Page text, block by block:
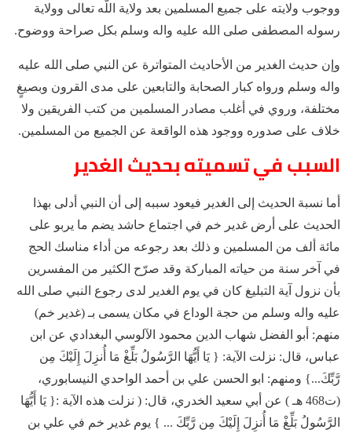
ووجوب ولايته على جميع المسلمين بعد ولاية اللّه تعالى وولاية
رسوله المصطفى صلى الله عليه واله وسلم بكل صراحة ووضوح.
وإن حديث الغدير من الأحاديث المتواترة عن النبي صلى الله عليه
واله وسلم ورواه كبار الصحابة والتابعين على مدى القرون وبصيغٍ
مختلفة، وروي في أغلب مصادر المسلمين من كتب الفريقين ولا
خلاف على صدوره ووجود هذه الواقعة عن الجميع من المسلمين.
السبب في تسميته بحديث الغدير
أما نسبة الحديث إلى الغدير فيعود سببه إلى أن النبي أدلى بهذا
الحديث على أرض غدير خم في اجتماع حاشد يضم ما يربو على
مائة ألف من المسلمين و ذلك بعد رجوعه من أداء مناسك الحج
في آخر سنة من حياته المباركة وقد صرّح الكثير من المفسرين
بأن نزول آية التبليغ كان في يوم الغدير لدى رجوع النبي صلى الله
عليه واله وسلم من حجة الوداع في مكان يسمى بـ (غدير خم)
منهم: أبو الفضل شهاب الدين محمود الآلوسي البغدادي عن ابن
عباس، قال: نزلت الآية: { يَا أَيُّهَا الرَّسُولُ بَلِّغْ مَا أُنزِلَ إِلَيْكَ مِن
رَّبِّكَ...} ومنهم: ابو الحسن علي بن أحمد الواحدي النيسابوري،
(ت468 هـ ) عن أبي سعيد الخدري، قال: ( نزلت هذه الآية :{ يَا أَيُّهَا
الرَّسُولُ بَلِّغْ مَا أُنزِلَ إِلَيْكَ مِن رَّبِّكَ ... } يوم غدير خم في علي بن